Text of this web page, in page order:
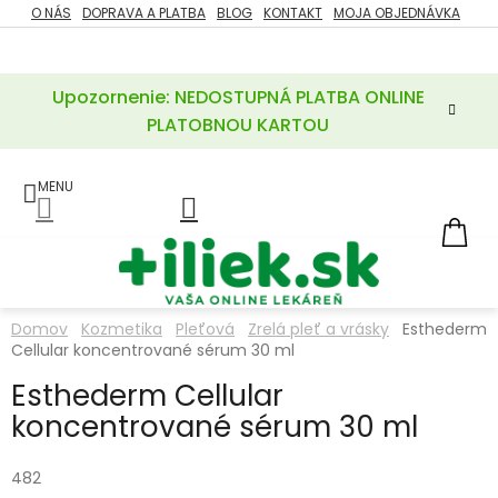
Prejsť
na
Upozornenie: NEDOSTUPNÁ PLATBA ONLINE
PLATOBNOU KARTOU
O NÁS DOPRAVA A PLATBA BLOG KONTAKT MOJA OBJEDNÁVKA
ZĽAVY
POTREBY
A
LIEKY
VITAMÍNY
MINERÁLY
Domov Kozmetika Pleťová Zrelá pleť a vrásky Esthederm
Cellular koncentrované sérum 30 ml
Esthederm Cellular
koncentrované sérum 30 ml
482